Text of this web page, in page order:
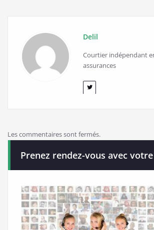
Delil
Courtier indépendant
assurances
Les commentaires sont fermés.
Prenez rendez-vous avec